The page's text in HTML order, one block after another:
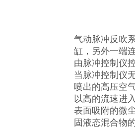
气动脉冲反吹
缸，另外一端
由脉冲控制仪
当脉冲控制仪
喷出的高压空
以高的流速进
表面吸附的微
固液态混合物